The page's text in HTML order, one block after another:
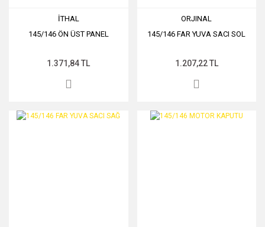
İTHAL
145/146 ÖN ÜST PANEL
1.371,84 TL
ORJINAL
145/146 FAR YUVA SACI SOL
1.207,22 TL